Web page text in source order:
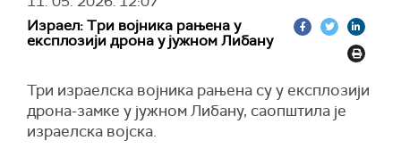
(Reuters )
нападима погинуле су најмање четири особе,
међу којима и двојица браће у Набатији, док је
пет људи рањено.
(Al Jazeera
Израел: Три војника рањена у
експлозији дрона у јужном Либану
Три израелска војника рањена су у експлозији
дрона-замке у јужном Либану, саопштила је
израелска војска.